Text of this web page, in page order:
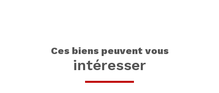
ces biens peuvent vous
intéresser